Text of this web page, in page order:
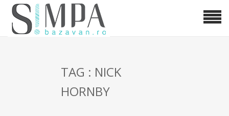
TAG : NICK
HORNBY